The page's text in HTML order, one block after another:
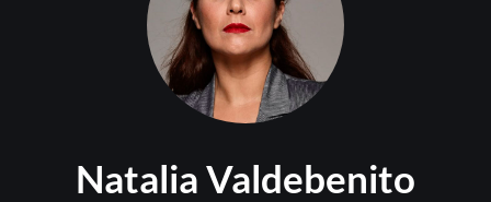
Natalia Valdebenito